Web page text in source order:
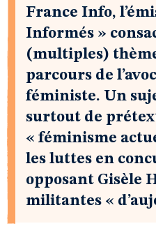
France Info,
Informés »
(multiples)
parcours de
féministe. Un
surtout de
« féminisme
les luttes en
opposant Gisèle
militantes «